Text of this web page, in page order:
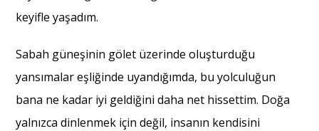
keyifle yaşadım.
Sabah güneşinin gölet üzerinde oluşturduğu
yansımalar eşliğinde uyandığımda, bu yolculuğun
bana ne kadar iyi geldiğini daha net hissettim. Doğa
yalnızca dinlenmek için değil, insanın kendisini